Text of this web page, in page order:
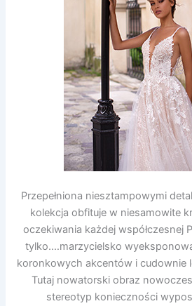
Przepełniona niesztampowymi
kolekcja obfituje w niesamowite
oczekiwania każdej współczesnej
tylko.…marzycielsko
koronkowych akcentów i cudownie
Tutaj nowatorski obraz
stereotyp konieczności